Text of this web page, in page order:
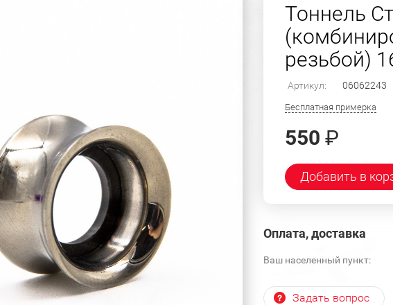
Тоннель
резьбой)
Артикул: 06062243
Бесплатная примерка
550 ₽
Добавить в
Оплата, доставка
Ваш населенный пункт:
Задать вопрос